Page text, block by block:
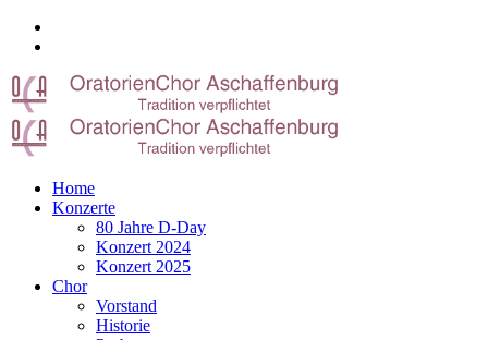
Home
Konzerte
80 Jahre D-Day
Konzert 2024
Konzert 2025
Chor
Vorstand
Historie